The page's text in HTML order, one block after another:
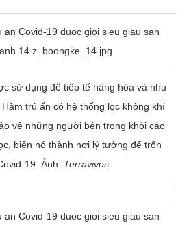
sử dụng để tiếp tế hàng hóa và nhu
trú ẩn có hệ thống lọc không khí
vệ những người bên trong khỏi các
biến nó thành nơi lý tưởng để trốn
19. Ảnh: Terravivos.